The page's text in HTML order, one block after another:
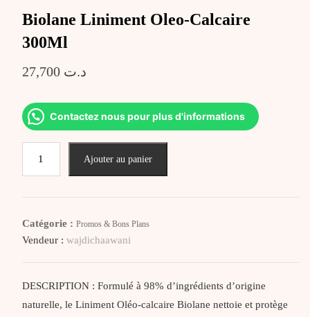
Biolane Liniment Oleo-Calcaire
300Ml
د.ت 27,700
Contactez nous pour plus d'informations
Ajouter au panier
Catégorie : Promos & Bons Plans
Vendeur : wajdichaawani
DESCRIPTION : Formulé à 98% d’ingrédients d’origine
naturelle, le Liniment Oléo-calcaire Biolane nettoie et protège